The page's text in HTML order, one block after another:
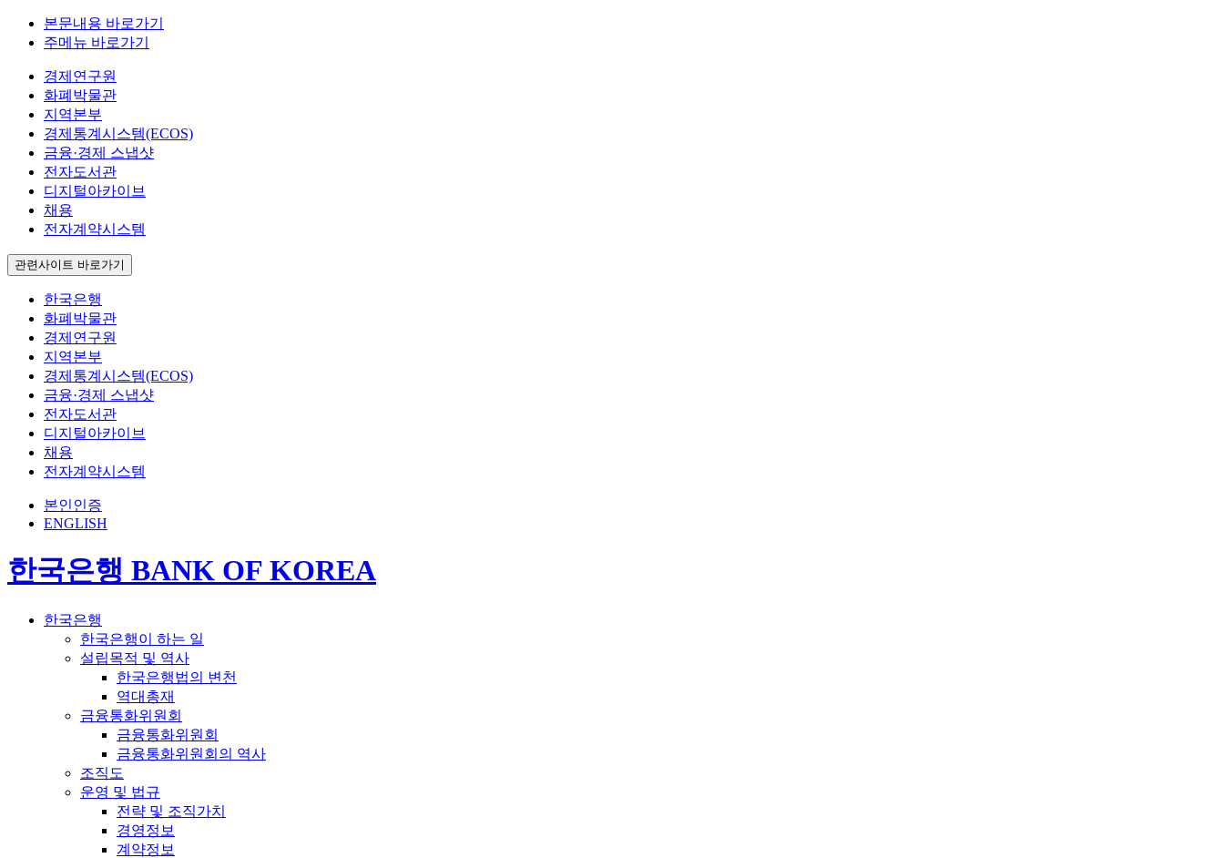
본문내용 바로가기
주메뉴 바로가기
경제연구원
화폐박물관
지역본부
경제통계시스템(ECOS)
금융·경제 스냅샷
전자도서관
디지털아카이브
채용
전자계약시스템
관련사이트 바로가기
한국은행
화폐박물관
경제연구원
지역본부
경제통계시스템(ECOS)
금융·경제 스냅샷
전자도서관
디지털아카이브
채용
전자계약시스템
본인인증
ENGLISH
한국은행 BANK OF KOREA
한국은행
한국은행이 하는 일
설립목적 및 역사
한국은행법의 변천
역대총재
금융통화위원회
금융통화위원회
금융통화위원회의 역사
조직도
운영 및 법규
전략 및 조직가치
경영정보
계약정보